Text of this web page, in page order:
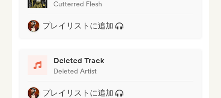
Cutterred Flesh
プレイリストに追加
Deleted Track
Deleted Artist
プレイリストに追加